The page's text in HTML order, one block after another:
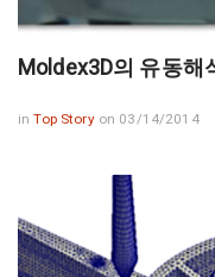
Moldex3D의 유동해
inTop Story on 03/14/2014